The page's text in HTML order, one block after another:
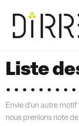
Liste
Envie d'un autre motif
nous prenions note